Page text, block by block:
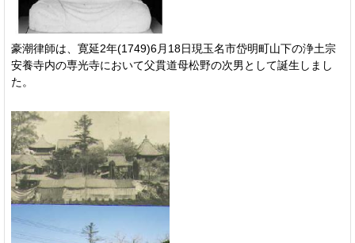
豪潮律師は、寛延2年(1749)6月18日現玉名市岱明町山下の浄土宗
安養寺内の専光寺において父貫道母松野の次男として誕生しまし
た。